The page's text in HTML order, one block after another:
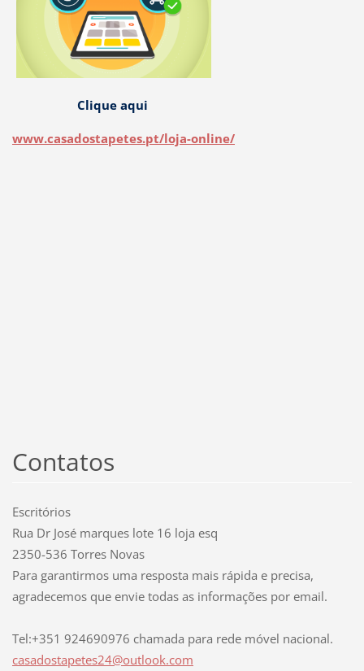
Clique aqui
www.casadostapetes.pt/loja-online/
Contatos
Escritórios
Rua Dr José marques lote 16 loja esq
2350-536 Torres Novas
Para garantirmos uma resposta mais rápida e precisa,
agradecemos que envie todas as informações por email.
Tel:+351 924690976 chamada para rede móvel nacional.
casadostapetes24@outlook.com